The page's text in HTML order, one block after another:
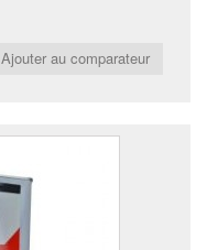
Ajouter au comparateur